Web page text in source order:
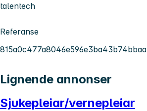
talentech
Referanse
Lignende annonser
Sjukepleiar/vernepleiar